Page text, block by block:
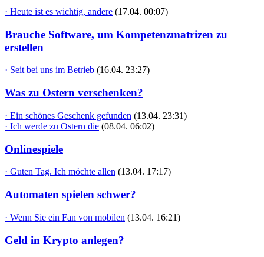
· Heute ist es wichtig, andere (17.04. 00:07)
Brauche Software, um Kompetenzmatrizen zu
erstellen
· Seit bei uns im Betrieb (16.04. 23:27)
Was zu Ostern verschenken?
· Ein schönes Geschenk gefunden (13.04. 23:31)
· Ich werde zu Ostern die (08.04. 06:02)
Onlinespiele
· Guten Tag. Ich möchte allen (13.04. 17:17)
Automaten spielen schwer?
· Wenn Sie ein Fan von mobilen (13.04. 16:21)
Geld in Krypto anlegen?